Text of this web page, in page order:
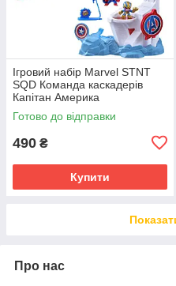
Ігровий набір Marvel STNT
SQD Команда каскадерів
Капітан Америка
Готово до відправки
490 ₴
Купити
Про нас